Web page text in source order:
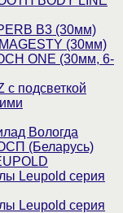
B3 (30мм)
(30мм)
ONE (30мм, 6-
подсветкой
Вологда
(Беларусь)
Leupold серия
Leupold серия